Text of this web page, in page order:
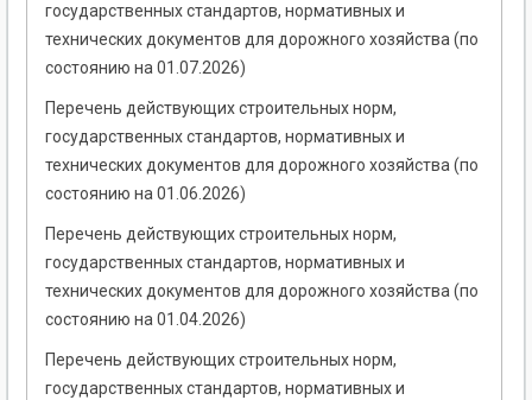
государственных стандартов, нормативных и
технических документов для дорожного хозяйства (по
состоянию на 01.07.2026)
Перечень действующих строительных норм,
государственных стандартов, нормативных и
технических документов для дорожного хозяйства (по
состоянию на 01.06.2026)
Перечень действующих строительных норм,
государственных стандартов, нормативных и
технических документов для дорожного хозяйства (по
состоянию на 01.04.2026)
Перечень действующих строительных норм,
государственных стандартов, нормативных и